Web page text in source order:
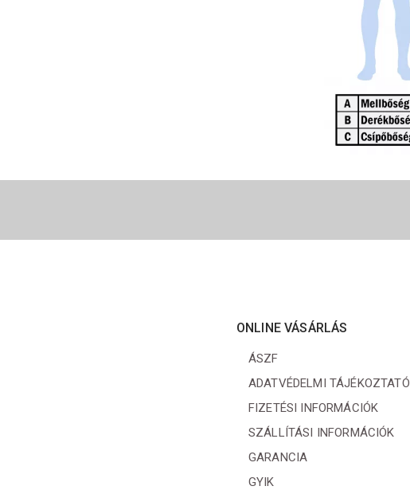
ONLINE VÁSÁRLÁS
ÁSZF
ADATVÉDELMI TÁJÉKOZTATÓ
FIZETÉSI INFORMÁCIÓK
SZÁLLÍTÁSI INFORMÁCIÓK
GARANCIA
GYIK